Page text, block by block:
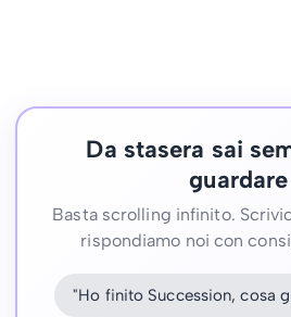
Da stasera sai
guardare
Basta scrolling infinito.
rispondiamo noi con
"Ho finito Succession, cosa